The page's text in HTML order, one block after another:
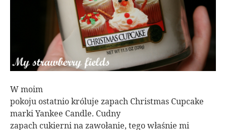
W moim
pokoju ostatnio króluje zapach Christmas Cupcake
marki Yankee Candle. Cudny
zapach cukierni na zawołanie, tego właśnie mi